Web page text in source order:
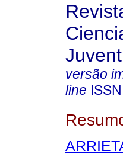
versão
line ISSN